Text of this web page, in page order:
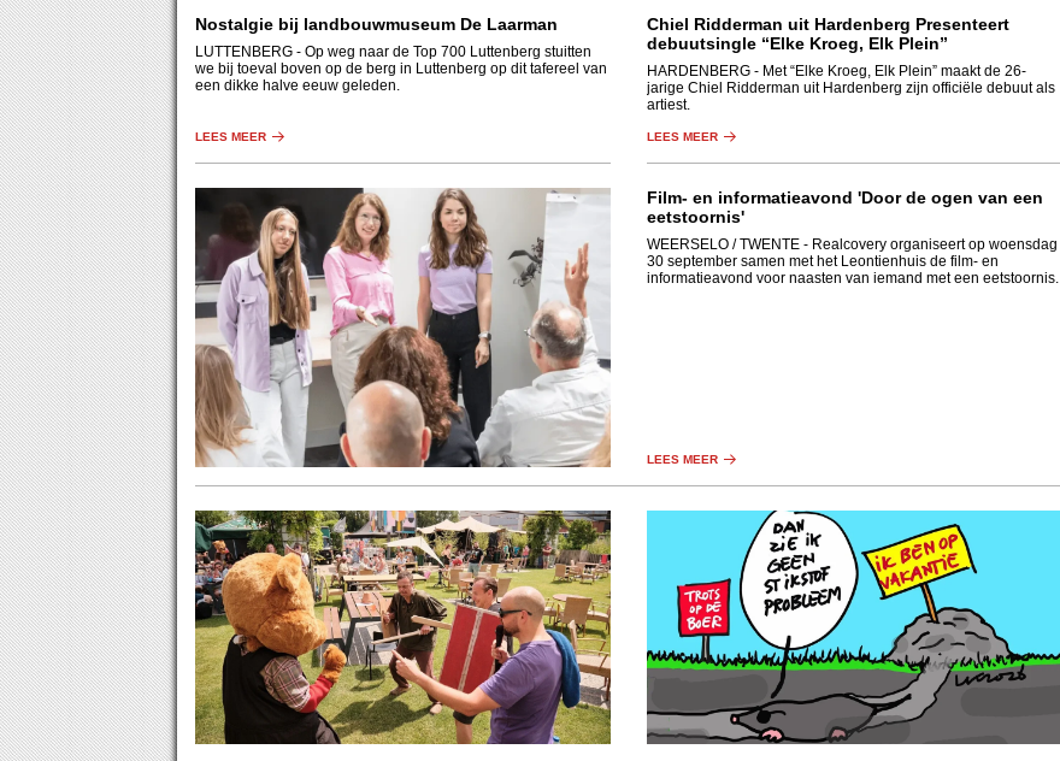
Nostalgie bij landbouwmuseum De Laarman
LUTTENBERG - Op weg naar de Top 700 Luttenberg stuitten
we bij toeval boven op de berg in Luttenberg op dit tafereel van
een dikke halve eeuw geleden.
LEES MEER
Chiel Ridderman uit Hardenberg Presenteert
debuutsingle “Elke Kroeg, Elk Plein”
HARDENBERG - Met “Elke Kroeg, Elk Plein” maakt de 26-
jarige Chiel Ridderman uit Hardenberg zijn officiële debuut als
artiest.
LEES MEER
Film- en informatieavond 'Door de ogen van een
eetstoornis'
WEERSELO / TWENTE - Realcovery organiseert op woensdag
30 september samen met het Leontienhuis de film- en
informatieavond voor naasten van iemand met een eetstoornis.
LEES MEER